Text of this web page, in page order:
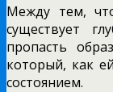
Между тем,
существует
пропасть
который, как
состоянием.